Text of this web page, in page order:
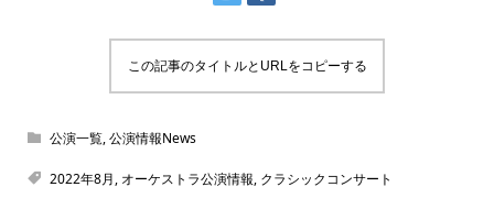
この記事のタイトルとURLをコピーする
公演一覧,公演情報News
2022年8月, オーケストラ公演情報, クラシックコンサート